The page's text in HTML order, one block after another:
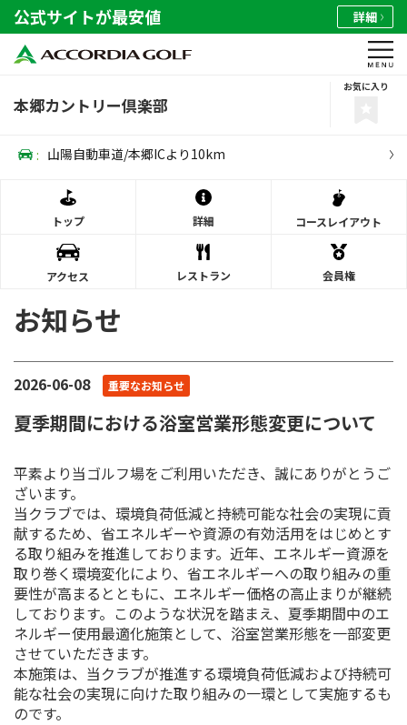
公式サイトが最安値 詳細
本郷カントリー倶楽部
お気に入り
: 山陽自動車道/本郷ICより10km
トップ 詳細 コースレイアウト
アクセス レストラン 会員権
お知らせ
2026-06-08 重要なお知らせ
夏季期間における浴室営業形態変更について
平素より当ゴルフ場をご利用いただき、誠にありがとうご
ざいます。
当クラブでは、環境負荷低減と持続可能な社会の実現に貢
献するため、省エネルギーや資源の有効活用をはじめとす
る取り組みを推進しております。近年、エネルギー資源を
取り巻く環境変化により、省エネルギーへの取り組みの重
要性が高まるとともに、エネルギー価格の高止まりが継続
しております。このような状況を踏まえ、夏季期間中のエ
ネルギー使用最適化施策として、浴室営業形態を一部変更
させていただきます。
本施策は、当クラブが推進する環境負荷低減および持続可
能な社会の実現に向けた取り組みの一環として実施するも
のです。